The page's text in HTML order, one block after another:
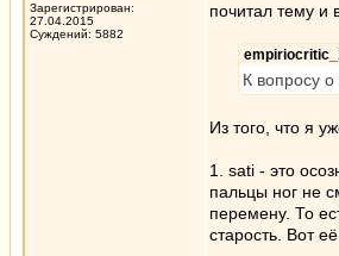
Зарегистрирован:
27.04.2015
Суждений: 5882
почитал тему и
К вопросу
Из того, что я
1. sati - это
пальцы ног не
перемену. То
старость. Вот